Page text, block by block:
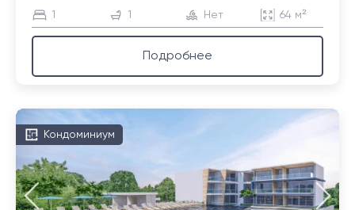
1 1 Нет 64 м²
Подробнее
Кондоминиум